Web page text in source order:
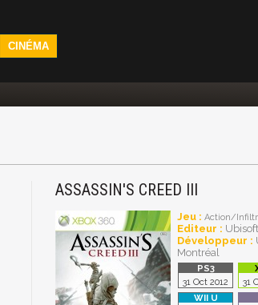
CINÉMA
ASSASSIN'S CREED III
Jeu : Action/Infiltr.
Editeur : Ubisoft
Développeur :
Montréal
31 Oct 2012 31